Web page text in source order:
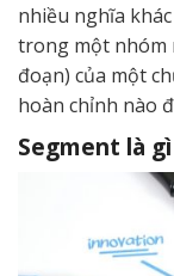
nhiều nghĩa
trong một nhóm
đoạn) của một
hoàn chỉnh nào
Segment là